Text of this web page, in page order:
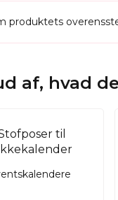
produktets
af, hvad